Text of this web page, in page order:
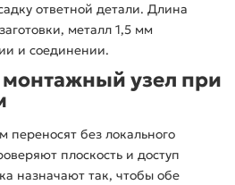
ответной детали. Длина
металл 1,5 мм
и соединении.
узел при
без локального
плоскость и доступ
назначают так, чтобы обе